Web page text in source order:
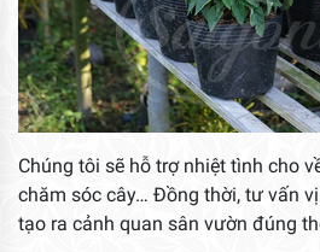
Chúng tôi sẽ hỗ trợ nhiệt tình cho
chăm sóc cây… Đồng thời, tư vấn
tạo ra cảnh quan sân vườn đúng